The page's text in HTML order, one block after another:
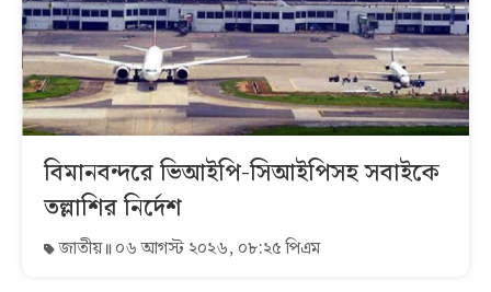
বিমানবন্দরে ভিআইপি-সিআইপিসহ সবাইকে
তল্লাশির নির্দেশ
জাতীয় ০৬ আগস্ট ২০২৬, ০৮:২৫ পিএম